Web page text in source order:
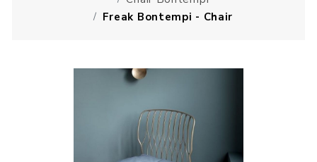
Freak Bontempi - Chair